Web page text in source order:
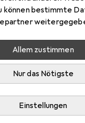
können bestimmte
Allem zustimmen
Nur das Nötigste
Einstellungen
Zubehör zum
Set Trinkflasche,